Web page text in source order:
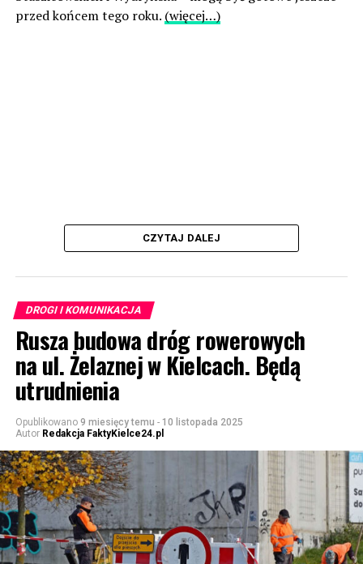
przed końcem tego roku. (więcej…)
CZYTAJ DALEJ
DROGI I KOMUNIKACJA
Rusza budowa dróg rowerowych
na ul. Żelaznej w Kielcach. Będą
utrudnienia
Opublikowano 9 miesięcy temu - 10 listopada 2025
Autor Redakcja FaktyKielce24.pl